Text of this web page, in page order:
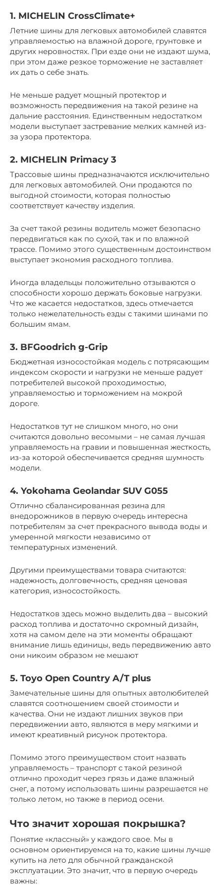
1. MICHELIN CrossClimate+
Летние шины для легковых автомобилей славятся
управляемостью на влажной дороге, грунтовке и
других неровностях. При езде они не издают шума,
при этом даже резкое торможение не заставляет
их дать о себе знать.
Не меньше радует мощный протектор и
возможность передвижения на такой резине на
дальние расстояния. Единственным недостатком
модели выступает застревание мелких камней из-
за узора протектора.
2. MICHELIN Primacу 3
Трассовые шины предназначаются исключительно
для легковых автомобилей. Они продаются по
выгодной стоимости, которая полностью
соответствует качеству изделия.
За счет такой резины водитель может безопасно
передвигаться как по сухой, так и по влажной
трассе. Помимо этого существенным достоинством
выступает экономия расходного топлива.
Иногда владельцы положительно отзываются о
способности хорошо держать боковые нагрузки.
Что же касается недостатков, здесь отмечается
только нежелательность езды с такими шинами по
большим ямам.
3. BFGoodrich g-Grip
Бюджетная износостойкая модель с потрясающим
индексом скорости и нагрузки не меньше радует
потребителей высокой проходимостью,
управляемостью и торможением на мокрой
дороге.
Недостатков тут не слишком много, но они
считаются довольно весомыми – не самая лучшая
управляемость на гравии и повышенная жесткость,
из-за которой обеспечивается средняя шумность
модели.
4. Yokohama Geolandar SUV G055
Отлично сбалансированная резина для
внедорожников в первую очередь интересна
потребителям за счет прекрасного вывода воды и
умеренной мягкости независимо от
температурных изменений.
Другими преимуществами товара считаются:
надежность, долговечность, средняя ценовая
категория, износостойкость.
Недостатков здесь можно выделить два – высокий
расход топлива и достаточно скромный дизайн,
хотя на самом деле на эти моменты обращают
внимание лишь единицы, ведь передвижению авто
они никоим образом не мешают
5. Toуo Open Countrу A/T plus
Замечательные шины для опытных автолюбителей
славятся соотношением своей стоимости и
качества. Они не издают лишних звуков при
передвижении авто, являются в меру мягкими и
имеют креативный рисунок протектора.
Помимо этого преимуществом стоит назвать
управляемость – транспорт с такой резиной
отлично проходит через грязь и даже влажный
снег, а потому использовать шины разрешается не
только летом, но также в период осени.
Что значит хорошая покрышка?
Понятие «классный» у каждого свое. Мы в
основном ориентируемся на то, какие шины лучше
купить на лето для обычной гражданской
эксплуатации. Это значит, что в первую очередь
важны: